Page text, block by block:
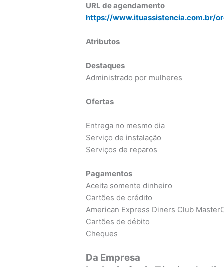
URL de agendamento
https://www.ituassistencia.com.br/
Atributos
Destaques
Administrado por mulheres
Ofertas
Entrega no mesmo dia
Serviço de instalação
Serviços de reparos
Pagamentos
Aceita somente dinheiro
Cartões de crédito
American Express Diners Club
Cartões de débito
Cheques
Da Empresa